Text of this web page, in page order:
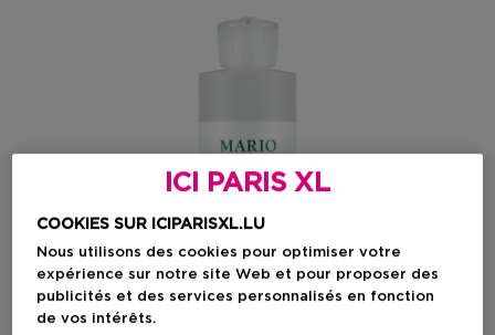
ICI PARIS XL
COOKIES SUR ICIPARISXL.LU
Nous utilisons des cookies pour optimiser votre
expérience sur notre site Web et pour proposer des
publicités et des services personnalisés en fonction
de vos intérêts.